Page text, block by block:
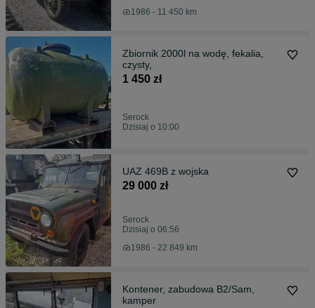
1986 - 11 450 km
Zbiornik 2000l na wodę, fekalia,
czysty,
1 450 zł
Serock
Dzisiaj o 10:00
UAZ 469B z wojska
29 000 zł
Serock
Dzisiaj o 06:56
1986 - 22 849 km
Kontener, zabudowa B2/Sam,
kamper